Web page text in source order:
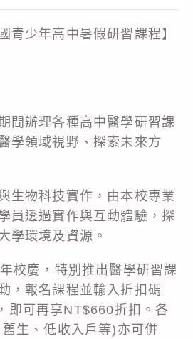
青少年高中暑假研習課程】
間辦理各種高中醫學研習課
學領域視野、探索未來方
生物科技實作，由本校專業
員透過實作與互動體驗，探
學環境及資源。
校慶，特別推出醫學研習課
，報名課程並輸入折扣碼
即可再享NT$660折扣。各
生、低收入戶等)亦可併